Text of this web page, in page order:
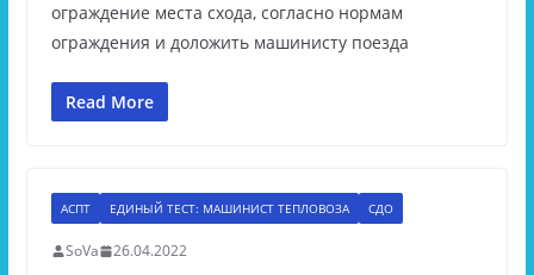
ограждение места схода, согласно нормам
ограждения и доложить машинисту поезда
Read More
АСПТ ЕДИНЫЙ ТЕСТ: МАШИНИСТ ТЕПЛОВОЗА СДО
SoVa 26.04.2022